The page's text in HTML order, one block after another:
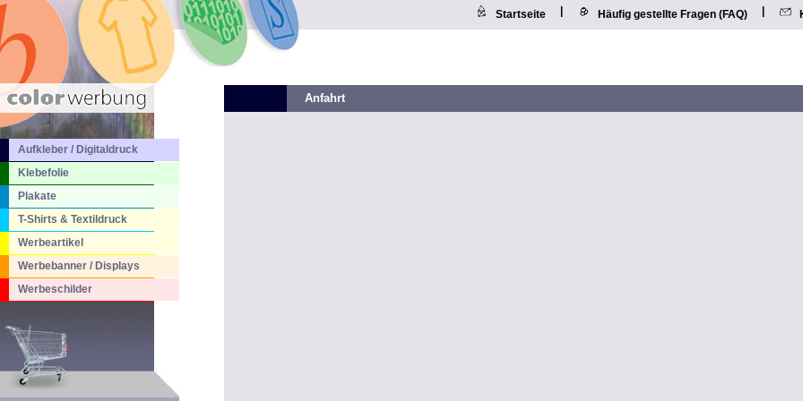
Startseite Häufig gestellte Fragen (FAQ)
Aufkleber / Digitaldruck
Klebefolie
Plakate
T-Shirts & Textildruck
Werbeartikel
Werbebanner / Displays
Werbeschilder
Anfahrt